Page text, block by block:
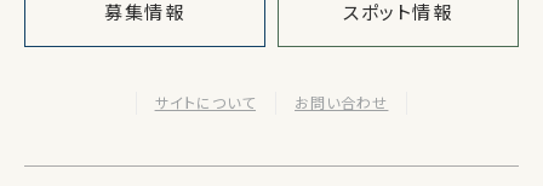
募集情報 スポット情報
サイトについて お問い合わせ